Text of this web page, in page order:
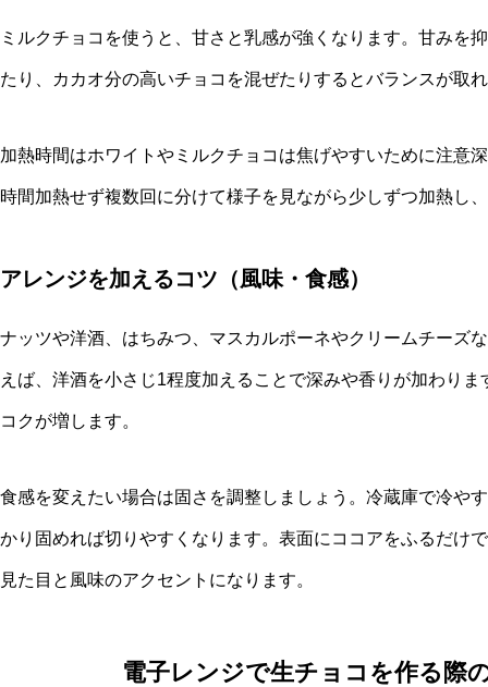
ミルクチョコを使うと、甘さと乳感が強くなります。甘みを
たり、カカオ分の高いチョコを混ぜたりするとバランスが取
加熱時間はホワイトやミルクチョコは焦げやすいために注意
時間加熱せず複数回に分けて様子を見ながら少しずつ加熱し
アレンジを加えるコツ（風味・食感）
ナッツや洋酒、はちみつ、マスカルポーネやクリームチーズ
えば、洋酒を小さじ1程度加えることで深みや香りが加わり
コクが増します。
食感を変えたい場合は固さを調整しましょう。冷蔵庫で冷や
かり固めれば切りやすくなります。表面にココアをふるだけ
見た目と風味のアクセントになります。
電子レンジで生チョコを作る際